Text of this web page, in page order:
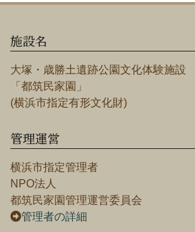
施設名
大塚・歳勝土遺跡公園文化体験施設
「都筑民家園」
(横浜市指定有形文化財)
管理運営
横浜市指定管理者
NPO法人
都筑民家園管理運営委員会
管理者の詳細